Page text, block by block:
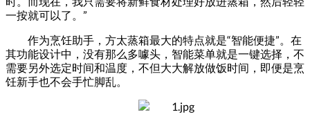
一按就可以了。”
作为烹饪助手，方太蒸箱最大的特点就是“智能便捷”。在
其功能设计中，没有那么多噱头，智能菜单就是一键选择，不
需要另外选定时间和温度，不但大大解放做饭时间，即便是烹
饪新手也不会手忙脚乱。